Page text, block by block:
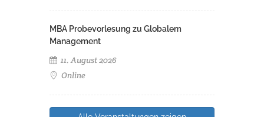
MBA Probevorlesung zu Globalem
Management
11. August 2026
Online